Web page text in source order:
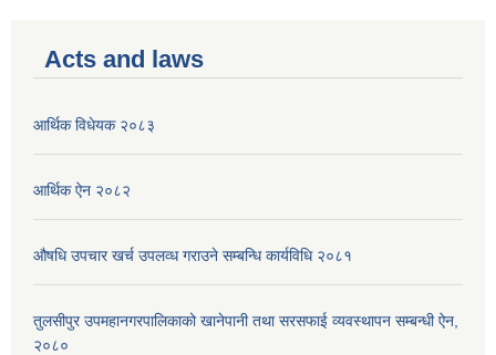
Acts and laws
आर्थिक विधेयक २०८३
आर्थिक ऐन २०८२
औषधि उपचार खर्च उपलव्ध गराउने सम्बन्धि कार्यविधि २०८१
तुलसीपुर उपमहानगरपालिकाको खानेपानी तथा सरसफाई व्यवस्थापन सम्बन्धी ऐन,
२०८०